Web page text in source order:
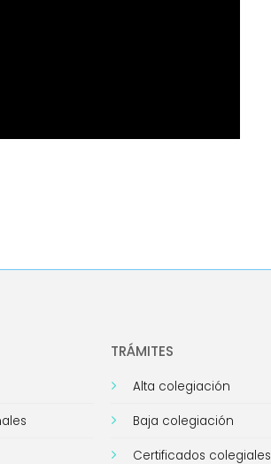
TRÁMITES
Alta colegiación
Baja colegiación
Certificados colegiales